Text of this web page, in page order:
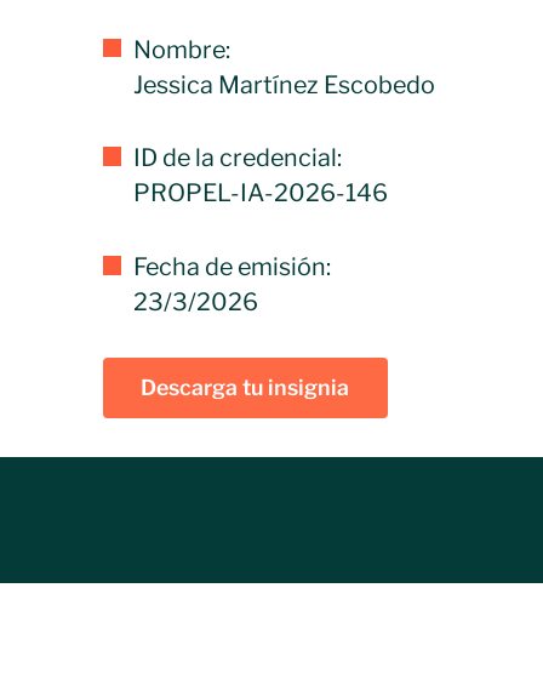
Nombre:
Jessica Martínez Escobedo
ID de la credencial:
PROPEL-IA-2026-146
Fecha de emisión:
23/3/2026
Descarga tu insignia